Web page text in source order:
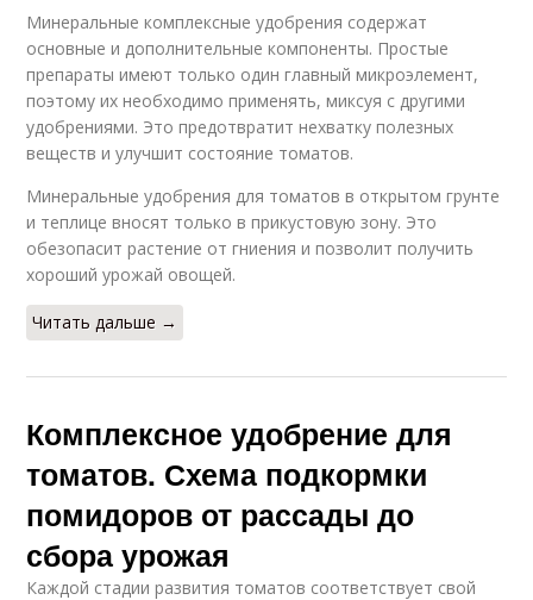
Минеральные комплексные удобрения содержат
основные и дополнительные компоненты. Простые
препараты имеют только один главный микроэлемент,
поэтому их необходимо применять, миксуя с другими
удобрениями. Это предотвратит нехватку полезных
веществ и улучшит состояние томатов.
Минеральные удобрения для томатов в открытом грунте
и теплице вносят только в прикустовую зону. Это
обезопасит растение от гниения и позволит получить
хороший урожай овощей.
Читать дальше →
Комплексное удобрение для
томатов. Схема подкормки
помидоров от рассады до
сбора урожая
Каждой стадии развития томатов соответствует свой